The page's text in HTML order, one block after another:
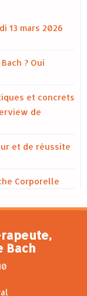
13 mars 2026
? Oui
et concrets
de
et de réussite
Corporelle
Bach